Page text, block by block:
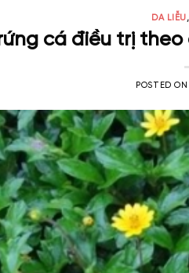
DA LIỄU,
cá điều trị
POSTED ON